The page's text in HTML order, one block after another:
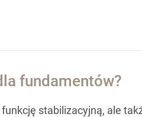
fundamentów?
funkcję stabilizacyjną, ale